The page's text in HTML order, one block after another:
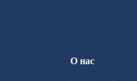
О нас